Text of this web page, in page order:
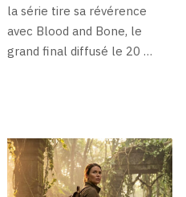
la série tire sa révérence
avec Blood and Bone, le
grand final diffusé le 20 …